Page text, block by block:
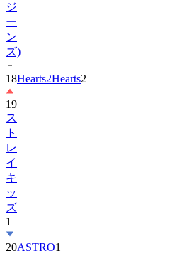
ジ
ー
ン
ズ)
18Hearts2Hearts2
19
ス
ト
レ
イ
キ
ッ
ズ
1
20ASTRO1